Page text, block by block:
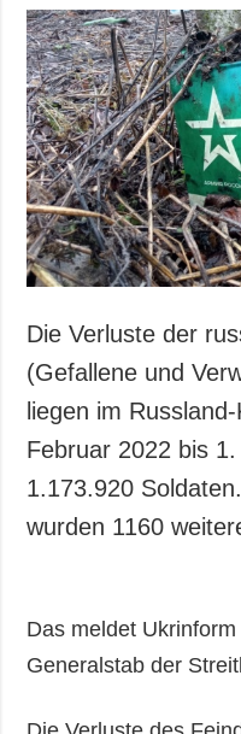
Die Verluste der
(Gefallene und
liegen im
Februar 2022 bis
1.173.920
wurden 1160
Das meldet
Generalstab der